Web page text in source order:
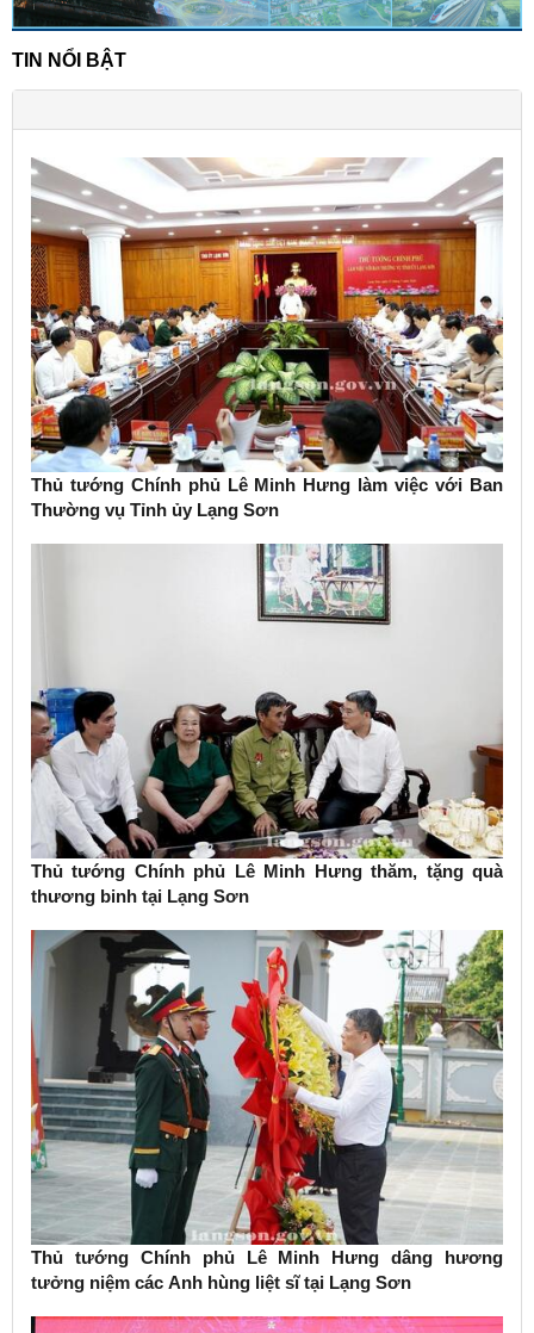
TIN NỔI BẬT
Thủ tướng Chính phủ Lê Minh Hưng làm việc với Ban
Thường vụ Tỉnh ủy Lạng Sơn
Thủ tướng Chính phủ Lê Minh Hưng thăm, tặng quà
thương binh tại Lạng Sơn
Thủ tướng Chính phủ Lê Minh Hưng dâng hương
tưởng niệm các Anh hùng liệt sĩ tại Lạng Sơn